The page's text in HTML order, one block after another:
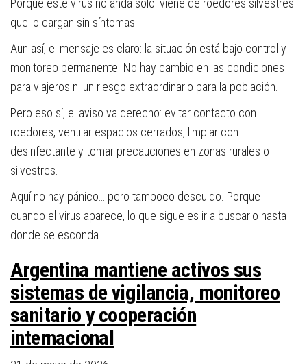
Porque este virus no anda solo: viene de roedores silvestres
que lo cargan sin síntomas.
Aun así, el mensaje es claro: la situación está bajo control y
monitoreo permanente. No hay cambio en las condiciones
para viajeros ni un riesgo extraordinario para la población.
Pero eso sí, el aviso va derecho: evitar contacto con
roedores, ventilar espacios cerrados, limpiar con
desinfectante y tomar precauciones en zonas rurales o
silvestres.
Aquí no hay pánico… pero tampoco descuido. Porque
cuando el virus aparece, lo que sigue es ir a buscarlo hasta
donde se esconda.
Argentina mantiene activos sus
sistemas de vigilancia, monitoreo
sanitario y cooperación
internacional